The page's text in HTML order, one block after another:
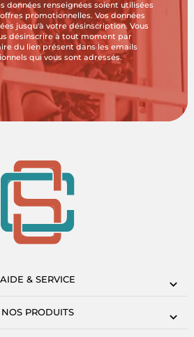
données renseignées soient utilisées
promotionnelles. Vos données
jusqu'à votre désinscription. Vous
désinscrire à tout moment par
du lien présent dans les emails
qui vous sont adressés.
AIDE & SERVICE
NOS PRODUITS